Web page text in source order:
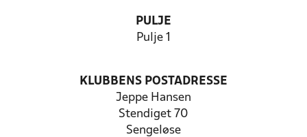
PULJE
Pulje 1
KLUBBENS POSTADRESSE
Jeppe Hansen
Stendiget 70
Sengeløse